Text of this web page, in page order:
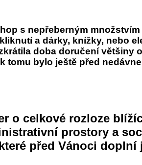
s nepřeberným
a dárky, knížky, nebo
doba doručení většiny
tomu bylo ještě před
o celkové rozloze
prostory a
před Vánoci